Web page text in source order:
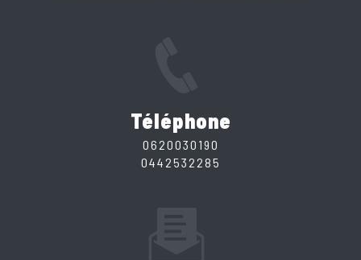
Téléphone
0620030190
0442532285